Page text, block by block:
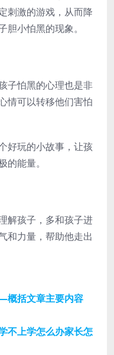
刺激的游戏，从而降
小怕黑的现象。
子怕黑的心理也是非
情可以转移他们害怕
好玩的小故事，让孩
能量。
解孩子，多和孩子进
和力量，帮助他走出
概括文章主要内容
不上学怎么办家长怎